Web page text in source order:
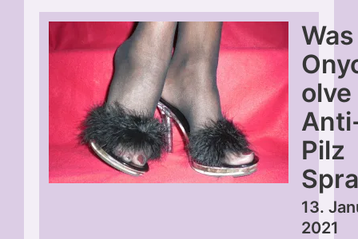
olve
Pilz
13.
2021